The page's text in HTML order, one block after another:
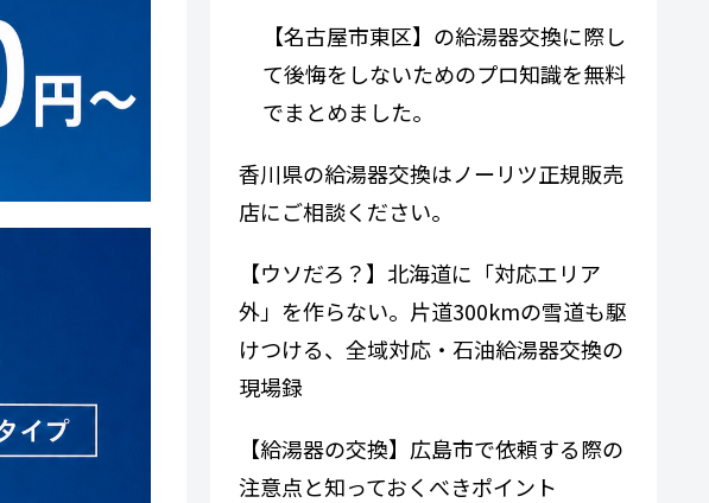
【名古屋市東区】の給湯器交換に際し
て後悔をしないためのプロ知識を無料
でまとめました。
香川県の給湯器交換はノーリツ正規販売
店にご相談ください。
【ウソだろ？】北海道に「対応エリア
外」を作らない。片道300kmの雪道も駆
けつける、全域対応・石油給湯器交換の
現場録
【給湯器の交換】広島市で依頼する際の
注意点と知っておくべきポイント